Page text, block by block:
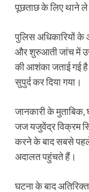
पूछताछ के लिए थाने ले
पुलिस अधिकारियों के
और शुरुआती जांच में
की आशंका जताई गई
सुपुर्द कर दिया गया।
जानकारी के मुताबिक,
जज यजुवेंद्र विक्रम
करने के बाद सबसे
अदालत पहुंचते हैं।
घटना के बाद